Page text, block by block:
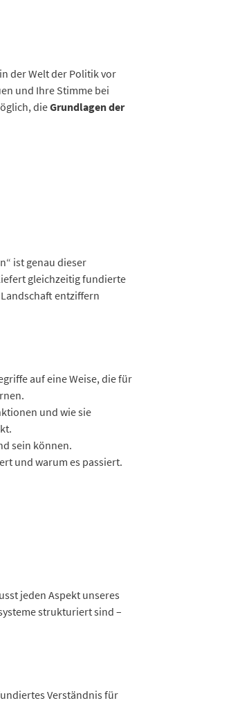
der Welt der Politik vor
und Ihre Stimme bei
dieGrundlagen der
ist genau dieser
gleichzeitig fundierte
entziffern
auf eine Weise, die für
und wie sie
sein können.
und warum es passiert.
jeden Aspekt unseres
strukturiert sind –
Verständnis für